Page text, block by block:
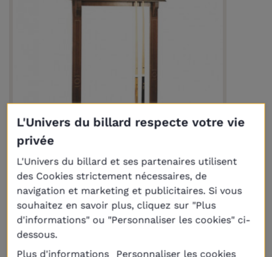
(1 avis)
LivraisonPlus
Porte-queues billard mural 10 Queues
Chêne clair
L'Univers du billard respecte votre vie
privée
L'Univers du billard et ses partenaires utilisent
des Cookies strictement nécessaires, de
navigation et marketing et publicitaires. Si vous
souhaitez en savoir plus, cliquez sur "Plus
d'informations" ou "Personnaliser les cookies" ci-
dessous.
Plus d'informations
Personnaliser les cookies